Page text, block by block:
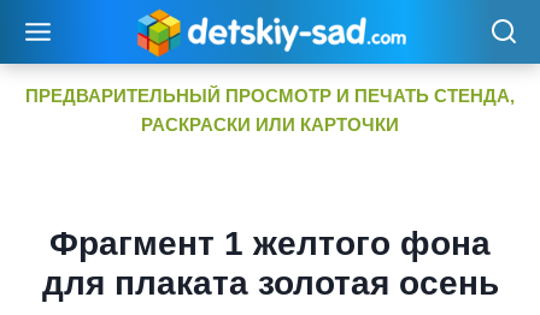
содержимому
ПРЕДВАРИТЕЛЬНЫЙ ПРОСМОТР И ПЕЧАТЬ СТЕНДА,
РАСКРАСКИ ИЛИ КАРТОЧКИ
Фрагмент 1 желтого фона
для плаката золотая осень